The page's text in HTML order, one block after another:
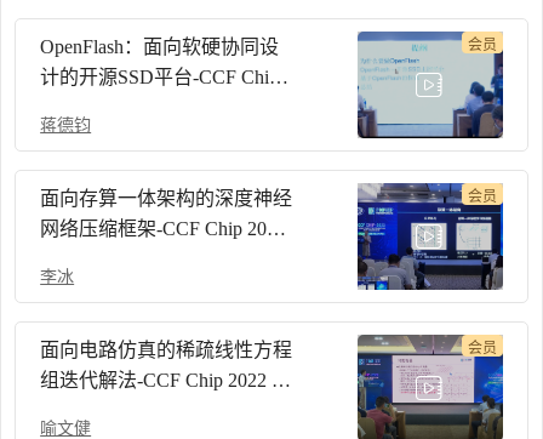
OpenFlash：面向软硬协同设
计的开源SSD平台-CCF Chip
蒋德钧
会员
面向存算一体架构的深度神经
网络压缩框架-CCF Chip 2022
李冰
会员
面向电路仿真的稀疏线性方程
组迭代解法-CCF Chip 2022 人
喻文健
会员